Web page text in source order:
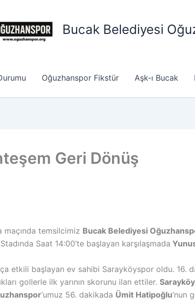
Bucak Belediyesi
Oğuzhanspor Fikstür Aşk-ı Bucak
Geri Dönüş
temsilcimiz Bucak Belediyesi
Saat 14:00’te başlayan karşılaşmada
etkili başlayan ev sahibi Sarayköyspor oldu. 16.
gollerle ilk yarının skorunu ilan ettiler.
‘umuz 56. dakikada Ümit Hatipoğlu‘nun